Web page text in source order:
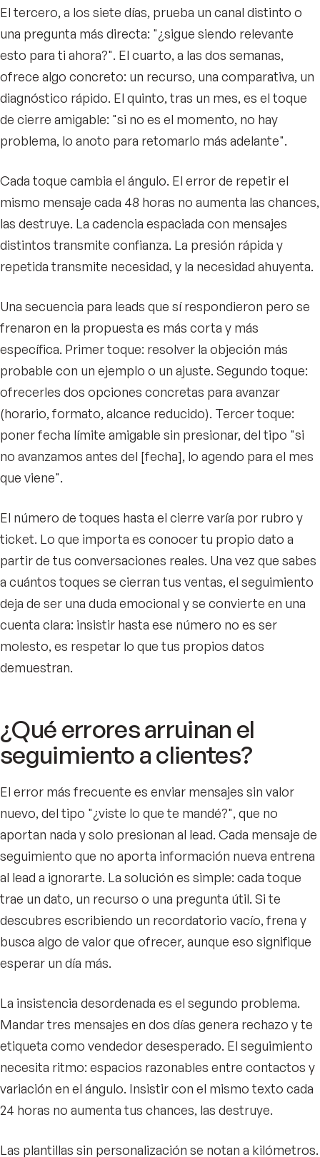
El tercero, a los siete días, prueba un canal distinto o
una pregunta más directa: "¿sigue siendo relevante
esto para ti ahora?". El cuarto, a las dos semanas,
ofrece algo concreto: un recurso, una comparativa, un
diagnóstico rápido. El quinto, tras un mes, es el toque
de cierre amigable: "si no es el momento, no hay
problema, lo anoto para retomarlo más adelante".
Cada toque cambia el ángulo. El error de repetir el
mismo mensaje cada 48 horas no aumenta las chances,
las destruye. La cadencia espaciada con mensajes
distintos transmite confianza. La presión rápida y
repetida transmite necesidad, y la necesidad ahuyenta.
Una secuencia para leads que sí respondieron pero se
frenaron en la propuesta es más corta y más
específica. Primer toque: resolver la objeción más
probable con un ejemplo o un ajuste. Segundo toque:
ofrecerles dos opciones concretas para avanzar
(horario, formato, alcance reducido). Tercer toque:
poner fecha límite amigable sin presionar, del tipo "si
no avanzamos antes del [fecha], lo agendo para el mes
que viene".
El número de toques hasta el cierre varía por rubro y
ticket. Lo que importa es conocer tu propio dato a
partir de tus conversaciones reales. Una vez que sabes
a cuántos toques se cierran tus ventas, el seguimiento
deja de ser una duda emocional y se convierte en una
cuenta clara: insistir hasta ese número no es ser
molesto, es respetar lo que tus propios datos
demuestran.
¿Qué errores arruinan el
seguimiento a clientes?
El error más frecuente es enviar mensajes sin valor
nuevo, del tipo "¿viste lo que te mandé?", que no
aportan nada y solo presionan al lead. Cada mensaje de
seguimiento que no aporta información nueva entrena
al lead a ignorarte. La solución es simple: cada toque
trae un dato, un recurso o una pregunta útil. Si te
descubres escribiendo un recordatorio vacío, frena y
busca algo de valor que ofrecer, aunque eso signifique
esperar un día más.
La insistencia desordenada es el segundo problema.
Mandar tres mensajes en dos días genera rechazo y te
etiqueta como vendedor desesperado. El seguimiento
necesita ritmo: espacios razonables entre contactos y
variación en el ángulo. Insistir con el mismo texto cada
24 horas no aumenta tus chances, las destruye.
Las plantillas sin personalización se notan a kilómetros.